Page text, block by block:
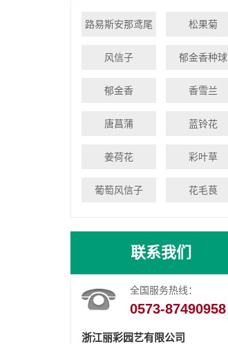
路易斯安那鸢尾 松果菊
风信子 郁金香种球
郁金香 香雪兰
唐菖蒲 蓝铃花
姜荷花 彩叶草
葡萄风信子 花毛茛
联系我们
全国服务热线：
0573-87490958
浙江丽彩园艺有限公司